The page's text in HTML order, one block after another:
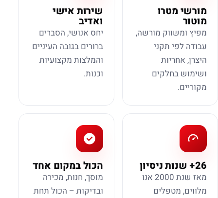
מורשי מטרו
מוטור
מפיץ ומשווק מורשה,
עבודה לפי תקני
היצרן, אחריות
ושימוש בחלקים
מקוריים.
שירות אישי
ואדיב
יחס אנושי, הסברים
ברורים בגובה העיניים
והמלצות מקצועיות
וכנות.
26+ שנות ניסיון
מאז שנת 2000 אנו
מלווים, מטפלים
הכול במקום אחד
מוסך, חנות, מכירה
ובדיקות – הכול תחת